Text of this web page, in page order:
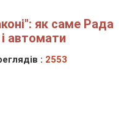
як саме Рада
автомати
: 2553